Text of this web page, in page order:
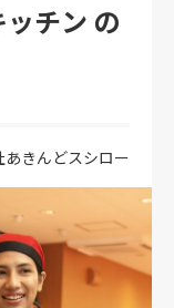
チン の
あきんどスシロー